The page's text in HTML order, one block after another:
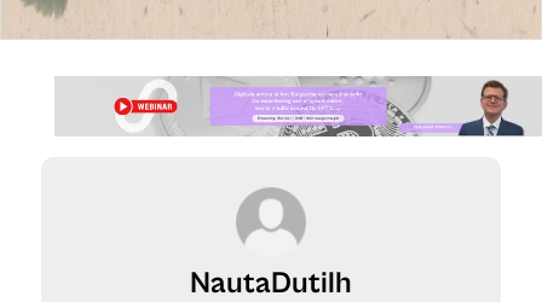
kan daardoor verouderde informatie bevatten.
NautaDutilh